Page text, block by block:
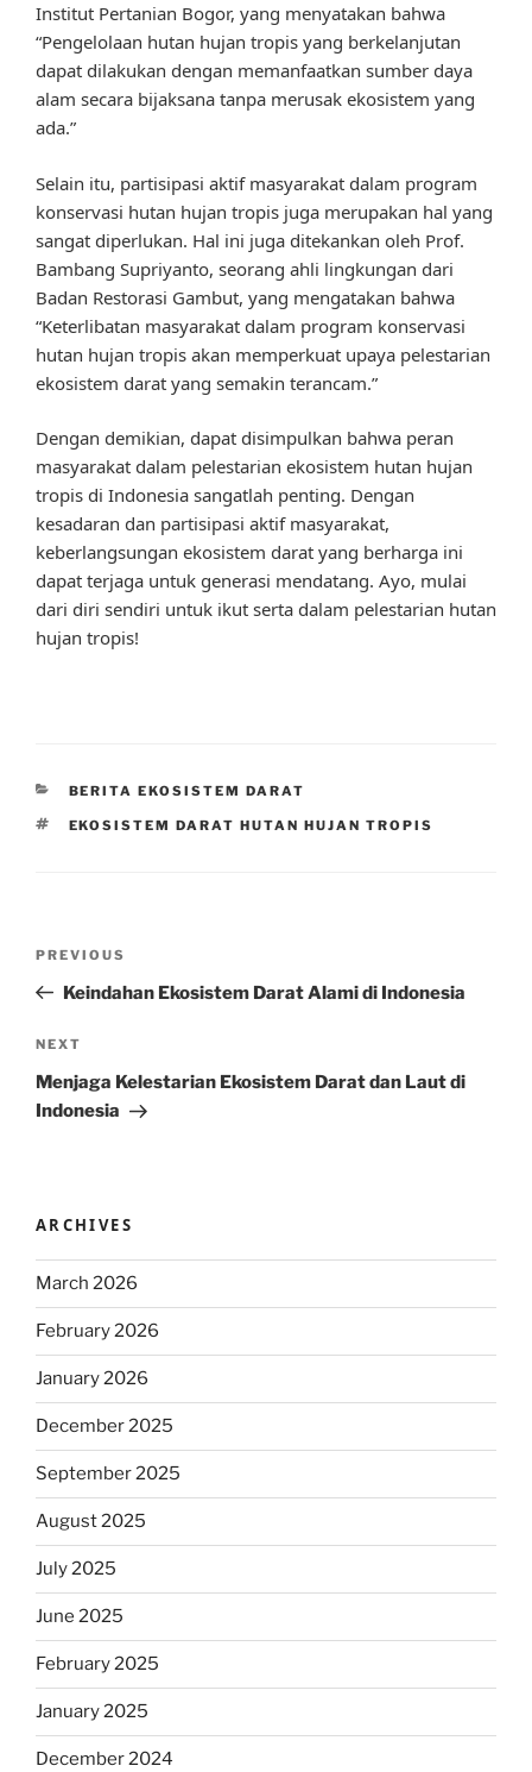
Institut Pertanian Bogor, yang menyatakan bahwa
“Pengelolaan hutan hujan tropis yang berkelanjutan
dapat dilakukan dengan memanfaatkan sumber daya
alam secara bijaksana tanpa merusak ekosistem yang
ada.”
Selain itu, partisipasi aktif masyarakat dalam program
konservasi hutan hujan tropis juga merupakan hal yang
sangat diperlukan. Hal ini juga ditekankan oleh Prof.
Bambang Supriyanto, seorang ahli lingkungan dari
Badan Restorasi Gambut, yang mengatakan bahwa
“Keterlibatan masyarakat dalam program konservasi
hutan hujan tropis akan memperkuat upaya pelestarian
ekosistem darat yang semakin terancam.”
Dengan demikian, dapat disimpulkan bahwa peran
masyarakat dalam pelestarian ekosistem hutan hujan
tropis di Indonesia sangatlah penting. Dengan
kesadaran dan partisipasi aktif masyarakat,
keberlangsungan ekosistem darat yang berharga ini
dapat terjaga untuk generasi mendatang. Ayo, mulai
dari diri sendiri untuk ikut serta dalam pelestarian hutan
hujan tropis!
CATEGORIES
BERITA EKOSISTEM DARAT
TAGS
EKOSISTEM DARAT HUTAN HUJAN TROPIS
Previous
Post
PREVIOUS
Keindahan Ekosistem Darat Alami di Indonesia
Next
Post
NEXT
Menjaga Kelestarian Ekosistem Darat dan Laut di
Indonesia
ARCHIVES
March 2026
February 2026
January 2026
December 2025
September 2025
August 2025
July 2025
June 2025
February 2025
January 2025
December 2024